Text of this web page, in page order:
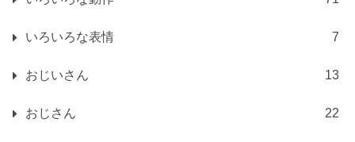
いろいろな表情 7
おじいさん 13
おじさん 22